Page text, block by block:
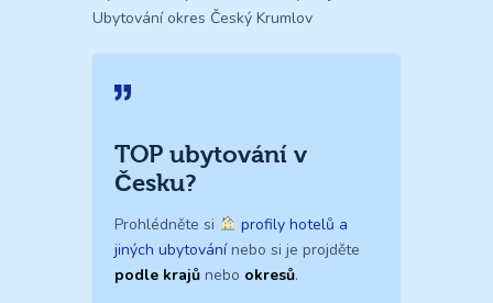
Ubytování okres Český Krumlov
TOP ubytování v
Česku?
Prohlédněte si
profily hotelů a
jiných ubytovánínebo si je projděte
podle krajů nebo okresů.